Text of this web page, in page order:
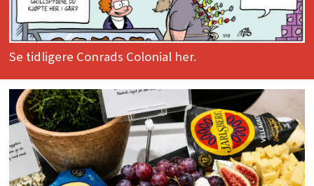
Se tidligere Conrads Colonial her.